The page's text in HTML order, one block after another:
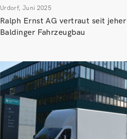
Urdorf, Juni 2025
Ralph Ernst AG vertraut seit
Baldinger Fahrzeugbau